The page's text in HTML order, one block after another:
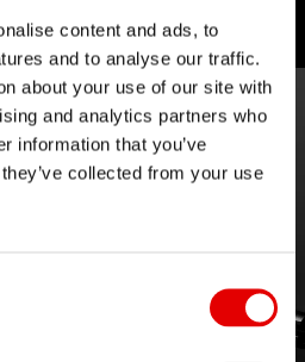
content and ads, to
and to analyse our traffic.
about your use of our site with
and analytics partners who
information that you’ve
collected from your use